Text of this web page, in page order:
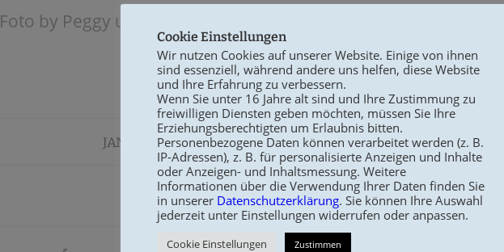
Foto by Peggy und Marco Lachmann-Anke from Pixabay.com
JANUAR 15, 2024
/ 0 KOMMENTARE
/ VONBIRGIT FELDMANN
Eintrag teilen
Cookie Einstellungen
Wir nutzen Cookies auf unserer Website. Einige von ihnen
sind essenziell, während andere uns helfen, diese Website
und Ihre Erfahrung zu verbessern.
Wenn Sie unter 16 Jahre alt sind und Ihre Zustimmung zu
freiwilligen Diensten geben möchten, müssen Sie Ihre
Erziehungsberechtigten um Erlaubnis bitten.
Personenbezogene Daten können verarbeitet werden (z. B.
IP-Adressen), z. B. für personalisierte Anzeigen und Inhalte
oder Anzeigen- und Inhaltsmessung. Weitere
Informationen über die Verwendung Ihrer Daten finden Sie
in unserer Datenschutzerklärung. Sie können Ihre Auswahl
jederzeit unter Einstellungen widerrufen oder anpassen.
Cookie Einstellungen Zustimmen